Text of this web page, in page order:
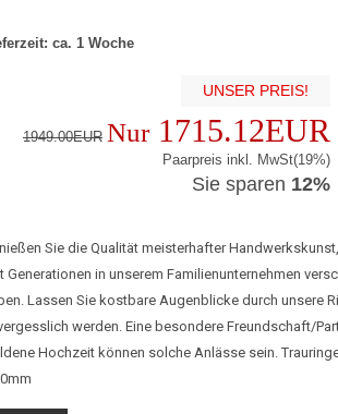
ca. 1 Woche
UNSER PREIS!
1949.00EUR Nur1715.12EUR
Paarpreis inkl. MwSt(19%)
Sie sparen 12%
Sie die Qualität meisterhafter
Generationen in unserem Familienunternehmen
Lassen Sie kostbare Augenblicke durch unsere
werden. Eine besondere Freundschaft/
Hochzeit können solche Anlässe sein.